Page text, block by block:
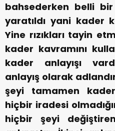
bahsederken belli
yaratıldı yani kader
Yine rızıkları tayin
kader kavramını
kader anlayışı
anlayış olarak
şeyi tamamen
hiçbir iradesi
hiçbir şeyi